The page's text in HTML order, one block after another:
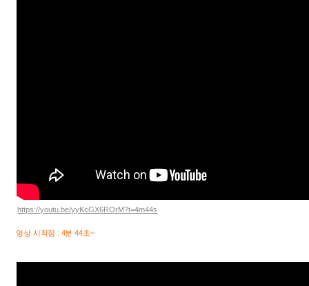
https://youtu.be/yyKcGX6ROrM?t=4m44s
영상 시작점 : 4분 44초~